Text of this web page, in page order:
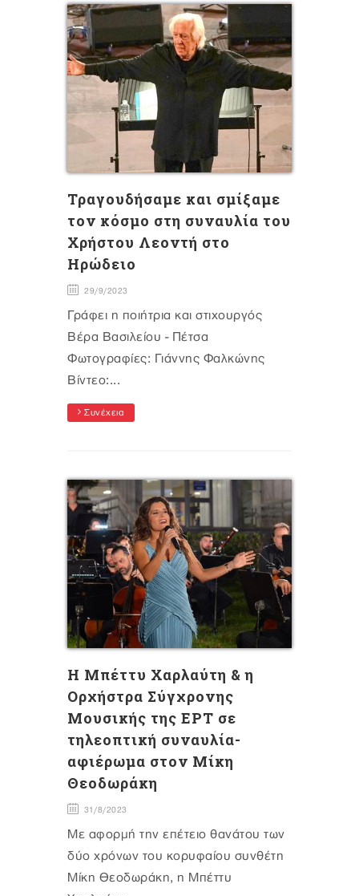
Τραγουδήσαμε και σμίξαμε
τον κόσμο στη συναυλία του
Χρήστου Λεοντή στο
Ηρώδειο
29/9/2023
Γράφει η ποιήτρια και στιχουργός
Βέρα Βασιλείου - Πέτσα
Φωτογραφίες: Γιάννης Φαλκώνης
Βίντεο:...
Συνέχεια
Η Μπέττυ Χαρλαύτη & η
Ορχήστρα Σύγχρονης
Μουσικής της ΕΡΤ σε
τηλεοπτική συναυλία-
αφιέρωμα στον Μίκη
Θεοδωράκη
31/8/2023
Με αφορμή την επέτειο θανάτου των
δύο χρόνων του κορυφαίου συνθέτη
Μίκη Θεοδωράκη, η Μπέττυ